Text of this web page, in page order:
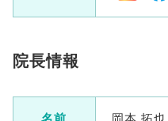
院長情報
名前 岡本 拓也